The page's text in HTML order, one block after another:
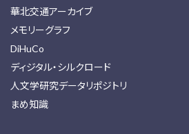
華北交通アーカイブ
メモリーグラフ
DiHuCo
ディジタル・シルクロード
人文学研究データリポジトリ
まめ知識